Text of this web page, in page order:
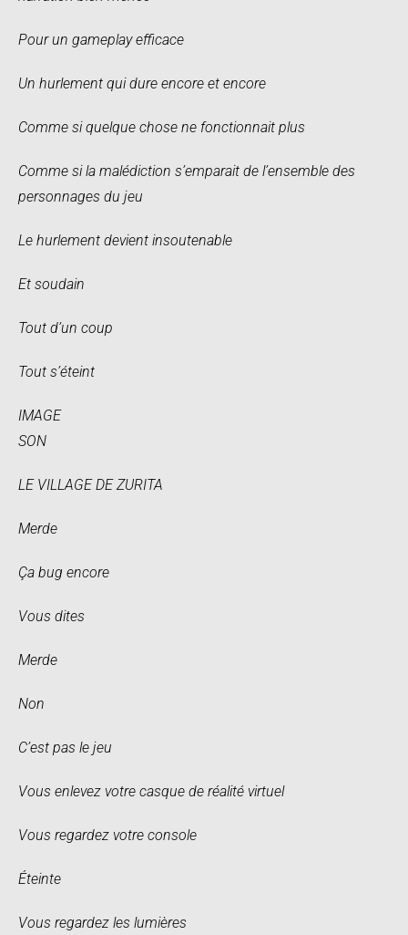
Pour un gameplay efficace
Un hurlement qui dure encore et encore
Comme si quelque chose ne fonctionnait plus
Comme si la malédiction s’emparait de l’ensemble des
personnages du jeu
Le hurlement devient insoutenable
Et soudain
Tout d’un coup
Tout s’éteint
IMAGE
SON
LE VILLAGE DE ZURITA
Merde
Ça bug encore
Vous dites
Merde
Non
C’est pas le jeu
Vous enlevez votre casque de réalité virtuel
Vous regardez votre console
Éteinte
Vous regardez les lumières